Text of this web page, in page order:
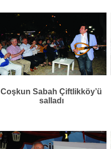
Coşkun Sabah Çiftlikköy’ü
salladı